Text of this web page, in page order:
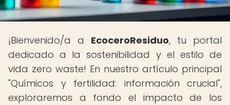
¡Bienvenido/a a EcoceroResiduo, tu portal
dedicado a la sostenibilidad y el estilo de
vida zero waste! En nuestro artículo principal
"Químicos y fertilidad: información crucial",
exploraremos a fondo el impacto de los